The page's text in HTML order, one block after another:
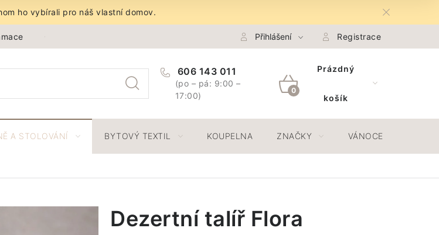
ho vybírali pro náš vlastní domov.
Ochrana Osobních údajů GDPR Spojte se s námi
Přihlášení Registrace
606 143 011
(po – pá: 9:00 –
17:00)
NÁKUPNÍ
Prázdný
košík
A STOLOVÁNÍ BYTOVÝ TEXTIL KOUPELNA ZNAČKY VÁNOCE
Dezertní talíř Flora